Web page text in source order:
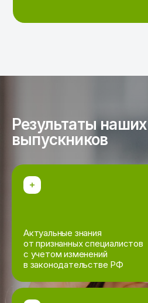
Результаты наших
выпускников
Актуальные знания
от признанных специалистов
с учетом изменений
в законодательстве РФ